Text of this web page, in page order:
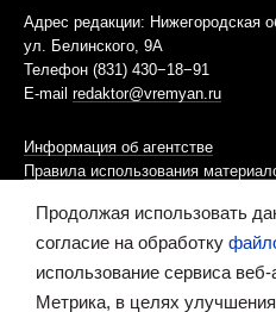
Адрес редакции: Нижегородская
ул. Белинского, 9А
Телефон (831) 430−18−91
E-mail redaktor@vremyan.ru
Информация об агентстве
Правила использования
Информационная политика
Ресурс содержит материалы 16+
Продолжая использовать
согласие на обработку
использование сервиса
Метрика, в целях